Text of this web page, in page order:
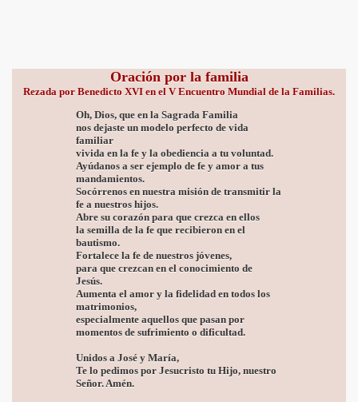
Oración por la familia
Rezada por Benedicto XVI en el V Encuentro Mundial de la Familias.
Oh, Dios, que en la Sagrada Familia
nos dejaste un modelo perfecto de vida
familiar
vivida en la fe y la obediencia a tu voluntad.
Ayúdanos a ser ejemplo de fe y amor a tus
mandamientos.
Socórrenos en nuestra misión de transmitir la
fe a nuestros hijos.
Abre su corazón para que crezca en ellos
la semilla de la fe que recibieron en el
bautismo.
Fortalece la fe de nuestros jóvenes,
para que crezcan en el conocimiento de
Jesús.
Aumenta el amor y la fidelidad en todos los
matrimonios,
especialmente aquellos que pasan por
momentos de sufrimiento o dificultad.
Unidos a José y María,
Te lo pedimos por Jesucristo tu Hijo, nuestro
Señor. Amén.